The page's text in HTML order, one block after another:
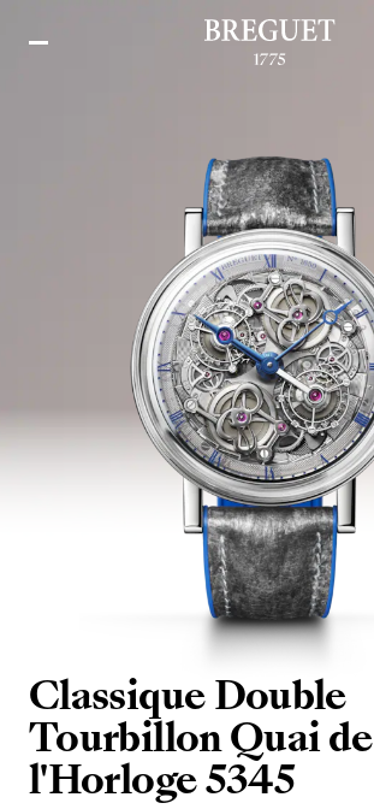
Classique Double
Tourbillon Quai de
l'Horloge 5345